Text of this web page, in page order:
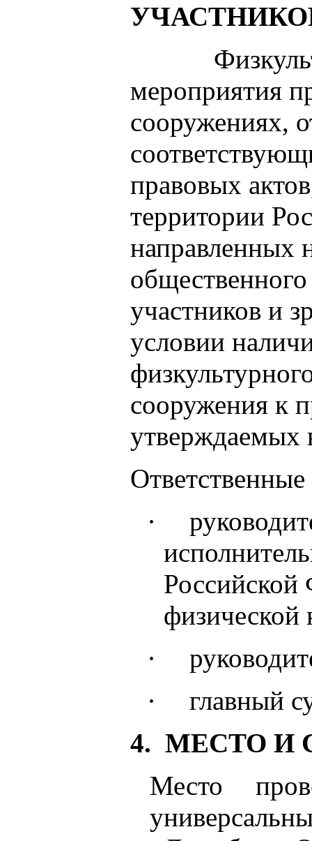
мероприятия
сооружениях,
правовых
территории
направленных
участников и
условии
сооружения к
утверждаемых
·
Российской
физической
·
·
главный
4. МЕСТО И
Место